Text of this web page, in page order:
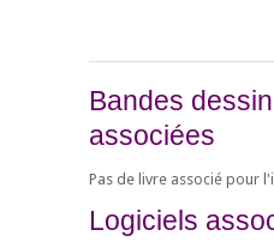
Bandes
associées
Pas de livre associé pour
Logiciels